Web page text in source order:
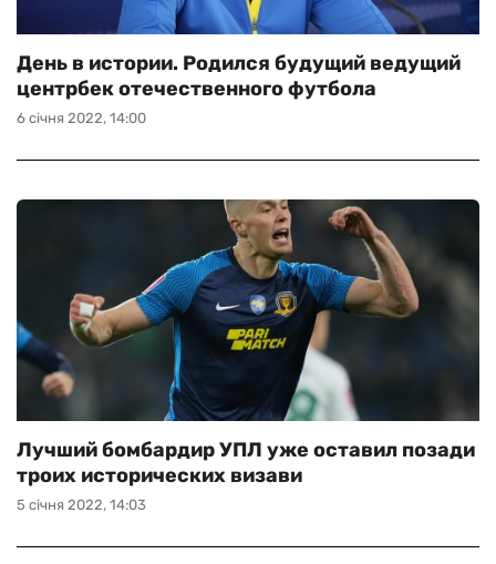
6 січня 2022, 14:00
День в истории. Родился будущий ведущий
центрбек отечественного футбола
5 січня 2022, 14:03
Лучший бомбардир УПЛ уже оставил позади
троих исторических визави